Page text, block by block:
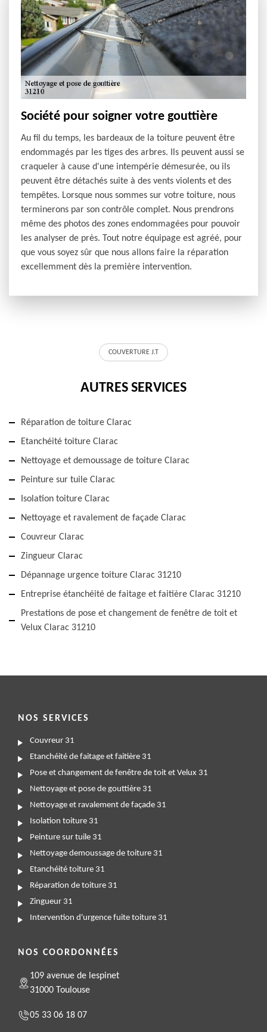
Société pour soigner votre gouttière
Au fil du temps, les bardeaux de la toiture peuvent être
endommagés par les tiges des arbres. Ils peuvent aussi se
craqueler à cause d'une intempérie démesurée, ou ils
peuvent être détachés suite à des vents violents et des
tempêtes. Lorsque nous sommes sur votre toiture, nous
terminerons par son contrôle complet. Nous prendrons
même des photos des zones endommagées pour pouvoir
les analyser de près. Tout notre équipage est agréé, pour
que vous soyez sûr que nous allons faire la réparation
excellemment dès la première intervention.
COUVERTURE J.T
AUTRES SERVICES
Réparation de toiture Clarac
Etanchéité toiture Clarac
Nettoyage et demoussage de toiture Clarac
Peinture sur tuile Clarac
Isolation toiture Clarac
Nettoyage et ravalement de façade Clarac
Couvreur Clarac
Zingueur Clarac
Dépannage urgence toiture Clarac 31210
Entreprise étanchéité de faitage et faitière Clarac 31210
Prestations de pose et changement de fenêtre de toit et
Velux Clarac 31210
NOS SERVICES
Couvreur 31
Etanchéité de faitage et faitière 31
Pose et changement de fenêtre de toit et Velux 31
Nettoyage et pose de gouttière 31
Nettoyage et ravalement de façade 31
Isolation toiture 31
Peinture sur tuile 31
Nettoyage demoussage de toiture 31
Etanchéité toiture 31
Réparation de toiture 31
Zingueur 31
Intervention d'urgence fuite toiture 31
NOS COORDONNÉES
109 avenue de lespinet
31000 Toulouse
05 33 06 18 07